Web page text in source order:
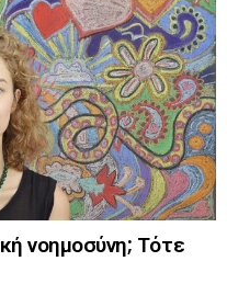
νοημοσύνη; Τότε